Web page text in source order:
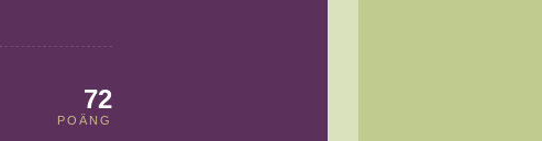
72
POÄNG